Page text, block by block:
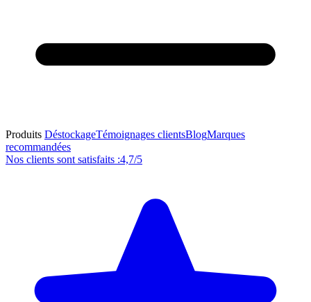
Produits DéstockageTémoignages clientsBlogMarques
recommandées
Nos clients sont satisfaits :4,7/5